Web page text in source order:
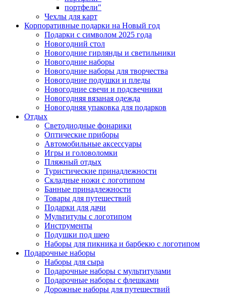
портфели"
Чехлы для карт
Корпоративные подарки на Новый год
Подарки с символом 2025 года
Новогодний стол
Новогодние гирлянды и светильники
Новогодние наборы
Новогодние наборы для творчества
Новогодние подушки и пледы
Новогодние свечи и подсвечники
Новогодняя вязаная одежда
Новогодняя упаковка для подарков
Отдых
Светодиодные фонарики
Оптические приборы
Автомобильные аксессуары
Игры и головоломки
Пляжный отдых
Туристические принадлежности
Складные ножи с логотипом
Банные принадлежности
Товары для путешествий
Подарки для дачи
Мультитулы с логотипом
Инструменты
Подушки под шею
Наборы для пикника и барбекю с логотипом
Подарочные наборы
Наборы для сыра
Подарочные наборы с мультитулами
Подарочные наборы с флешками
Дорожные наборы для путешествий